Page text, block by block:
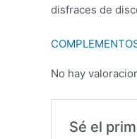
disfraces de
No hay
Sé el